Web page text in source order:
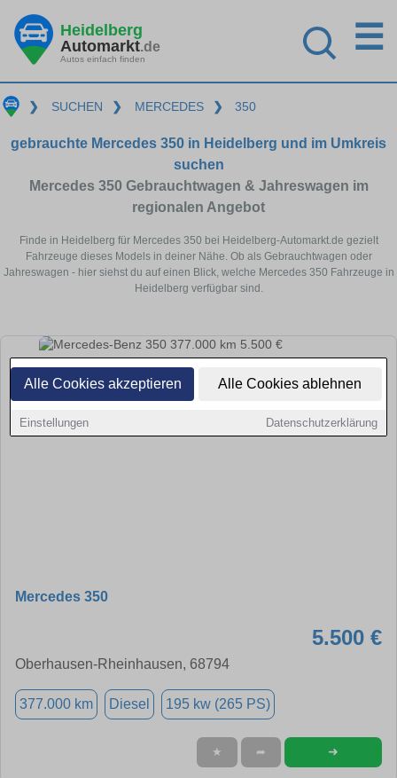
Alle Cookies akzeptieren Alle Cookies ablehnen
Einstellungen Datenschutzerklärung
Heidelberg
Automarkt.de
Autos einfach finden
☰
❯ SUCHEN ❯ MERCEDES ❯ 350
gebrauchte Mercedes 350 in Heidelberg und im Umkreis
suchen
Mercedes 350 Gebrauchtwagen & Jahreswagen im
regionalen Angebot
Finde in Heidelberg für Mercedes 350 bei Heidelberg-Automarkt.de gezielt
Fahrzeuge dieses Models in deiner Nähe. Ob als Gebrauchtwagen oder
Jahreswagen - hier siehst du auf einen Blick, welche Mercedes 350 Fahrzeuge in
Heidelberg verfügbar sind.
Mercedes 350
5.500 €
Oberhausen-Rheinhausen, 68794
377.000 km Diesel 195 kw (265 PS)
★ ➦ ➜